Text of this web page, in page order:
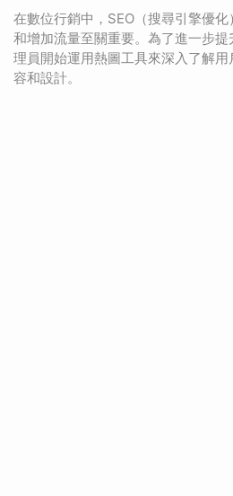
在數位行銷中，SEO（搜尋引擎優
和增加流量至關重要。為了進一步
理員開始運用熱圖工具來深入了解
容和設計。